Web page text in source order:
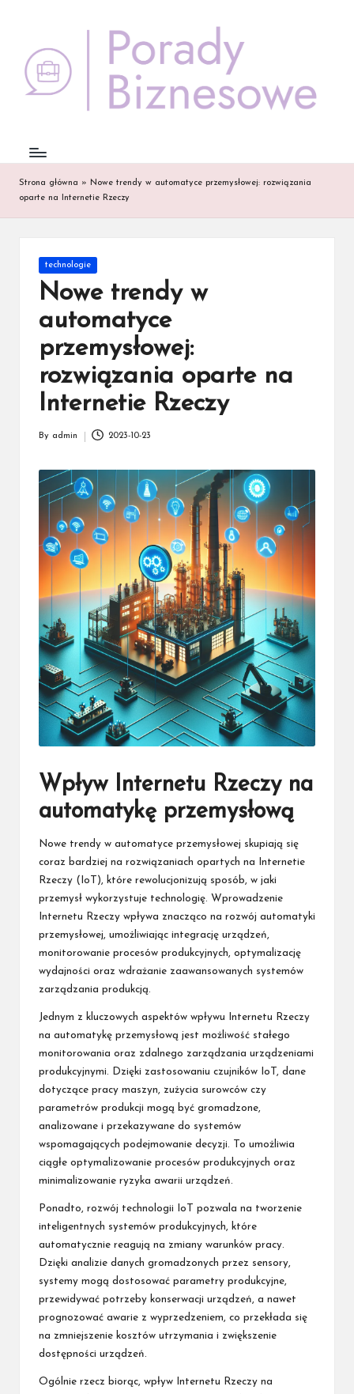
content
Strona główna »
Nowe trendy w automatyce przemysłowej: rozwiązania
oparte na Internetie Rzeczy
Posted
in
technologie
Nowe trendy w
automatyce
przemysłowej:
rozwiązania oparte na
Internetie Rzeczy
By admin 2023-10-23
Wpływ Internetu Rzeczy na
automatykę przemysłową
Nowe trendy w automatyce przemysłowej skupiają się
coraz bardziej na rozwiązaniach opartych na Internetie
Rzeczy (IoT), które rewolucjonizują sposób, w jaki
przemysł wykorzystuje technologię. Wprowadzenie
Internetu Rzeczy wpływa znacząco na rozwój automatyki
przemysłowej, umożliwiając integrację urządzeń,
monitorowanie procesów produkcyjnych, optymalizację
wydajności oraz wdrażanie zaawansowanych systemów
zarządzania produkcją.
Jednym z kluczowych aspektów wpływu Internetu Rzeczy
na automatykę przemysłową jest możliwość stałego
monitorowania oraz zdalnego zarządzania urządzeniami
produkcyjnymi. Dzięki zastosowaniu czujników IoT, dane
dotyczące pracy maszyn, zużycia surowców czy
parametrów produkcji mogą być gromadzone,
analizowane i przekazywane do systemów
wspomagających podejmowanie decyzji. To umożliwia
ciągłe optymalizowanie procesów produkcyjnych oraz
minimalizowanie ryzyka awarii urządzeń.
Ponadto, rozwój technologii IoT pozwala na tworzenie
inteligentnych systemów produkcyjnych, które
automatycznie reagują na zmiany warunków pracy.
Dzięki analizie danych gromadzonych przez sensory,
systemy mogą dostosować parametry produkcyjne,
przewidywać potrzeby konserwacji urządzeń, a nawet
prognozować awarie z wyprzedzeniem, co przekłada się
na zmniejszenie kosztów utrzymania i zwiększenie
dostępności urządzeń.
Ogólnie rzecz biorąc, wpływ Internetu Rzeczy na